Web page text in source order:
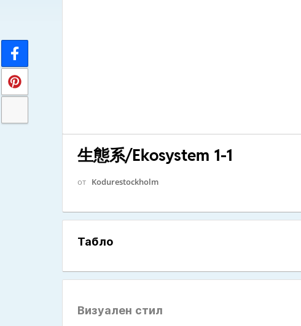
生態系/Ekosystem 1-1
от Kodurestockholm
Табло
Визуален стил